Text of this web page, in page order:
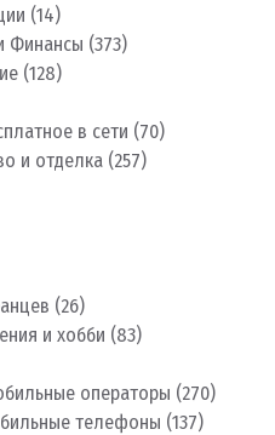
(14)
Финансы (373)
(128)
в сети (70)
и отделка (257)
(26)
и хобби (83)
операторы (270)
телефоны (137)